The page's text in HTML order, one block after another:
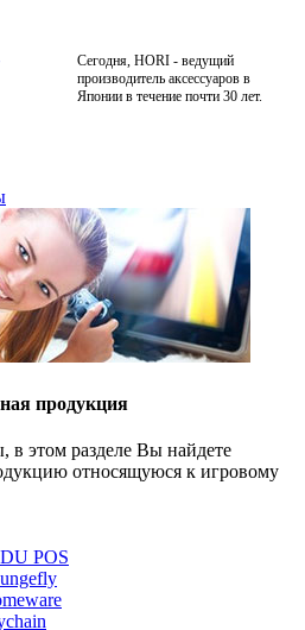
Сегодня, HORI - ведущий
производитель аксессуаров в
Японии в течение почти 30 лет.
продукция
в этом разделе Вы найдете
относящуюся к игровому
POS